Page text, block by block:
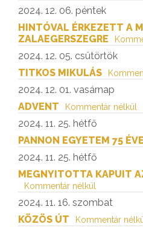
2024. 12. 06. péntek
HINTÓVAL ÉRKEZETT A
ZALAEGERSZEGRE
2024. 12. 05. csütörtök
TITKOS MIKULÁS
2024. 12. 01. vasárnap
ADVENT
Kommentár nélkül
2024. 11. 25. hétfő
PANNON EGYETEM 75
2024. 11. 25. hétfő
MEGNYITOTTA KAPUIT
Kommentár nélkül
2024. 11. 16. szombat
KÖZÖS ÚT
Kommentár